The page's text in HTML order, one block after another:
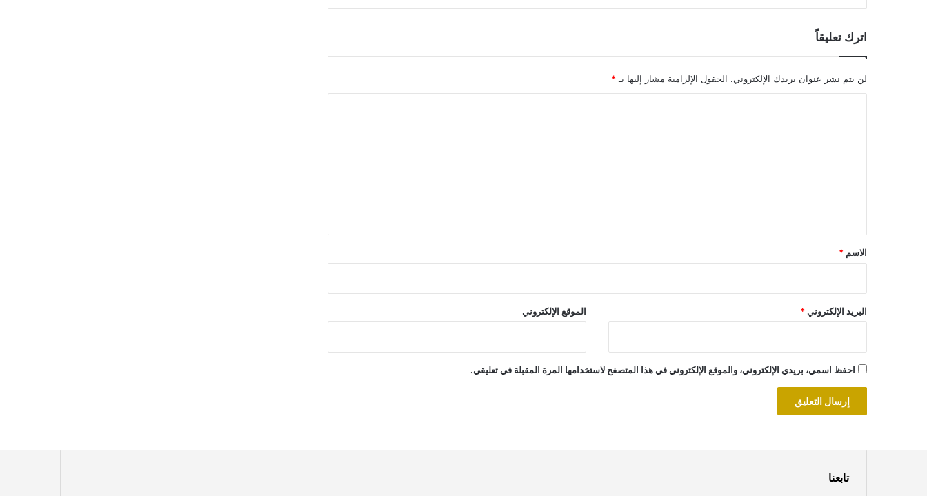
اترك تعليقاً
لن يتم نشر عنوان بريدك الإلكتروني. الحقول الإلزامية مشار إليها بـ *
*
الاسم *
البريد الإلكتروني* الموقع الإلكتروني
احفظ اسمي، بريدي الإلكتروني، والموقع الإلكتروني في هذا المتصفح لاستخدامها المرة المقبلة في تعليقي.
تابعنا